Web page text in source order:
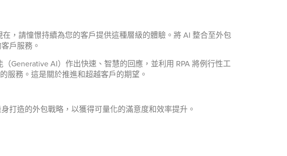
，請憧憬持續為您的客戶提供這種層級的體驗。將 AI 整合至外包
戶服務。
Generative AI）作出快速、智慧的回應，並利用 RPA 將例行性工
服務。這是關於推進和超越客戶的期望。
打造的外包戰略，以獲得可量化的滿意度和效率提升。